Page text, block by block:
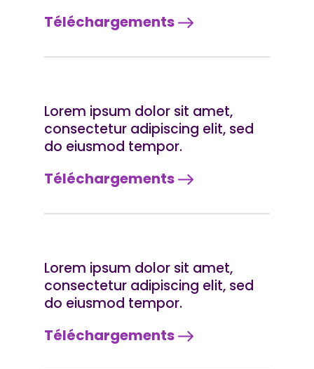
Téléchargements
Lorem ipsum dolor sit amet,
consectetur adipiscing elit, sed
do eiusmod tempor.
Téléchargements
Lorem ipsum dolor sit amet,
consectetur adipiscing elit, sed
do eiusmod tempor.
Téléchargements